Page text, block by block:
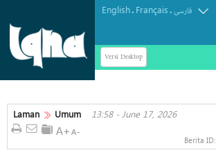
English. Français.فارسی
Versi Desktop
Laman Umum 13:58 - June 17, 2026
Berita ID: